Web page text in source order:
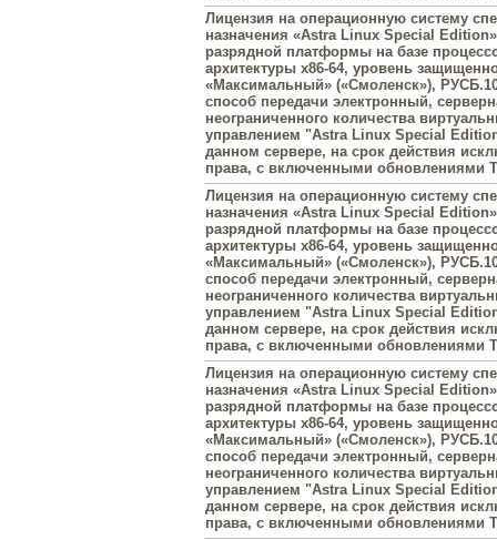
Лицензия на операционную систему
назначения «Astra Linux Special
разрядной платформы на базе
архитектуры х86-64, уровень
«Максимальный» («Смоленск»),
способ передачи электронный,
неограниченного количества
управлением "Astra Linux Special
данном сервере, на срок действия
права, с включенными обновлениями
Лицензия на операционную систему
назначения «Astra Linux Special
разрядной платформы на базе
архитектуры х86-64, уровень
«Максимальный» («Смоленск»),
способ передачи электронный,
неограниченного количества
управлением "Astra Linux Special
данном сервере, на срок действия
права, с включенными обновлениями
Лицензия на операционную систему
назначения «Astra Linux Special
разрядной платформы на базе
архитектуры х86-64, уровень
«Максимальный» («Смоленск»),
способ передачи электронный,
неограниченного количества
управлением "Astra Linux Special
данном сервере, на срок действия
права, с включенными обновлениями